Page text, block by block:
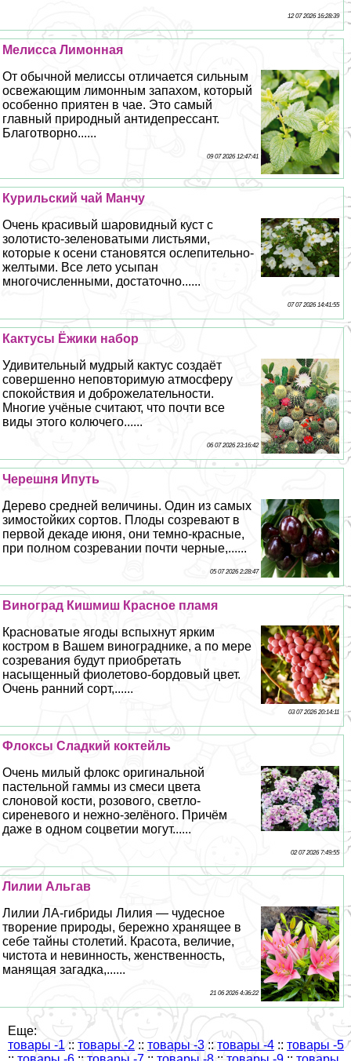
12 07 2026 16:28:39
Мелисса Лимонная
От обычной мелиссы отличается сильным
освежающим лимонным запахом, который
особенно приятен в чае. Это самый
главный природный антидепрессант.
Благотворно......
09 07 2026 12:47:41
Курильский чай Манчу
Очень красивый шаровидный куст с
золотисто-зеленоватыми листьями,
которые к осени становятся ослепительно-
желтыми. Все лето усыпан
многочисленными, достаточно......
07 07 2026 14:41:55
Кактусы Ёжики набор
Удивительный мудрый кактус создаёт
совершенно неповторимую атмосферу
спокойствия и доброжелательности.
Многие учёные считают, что почти все
виды этого колючего......
06 07 2026 23:16:42
Черешня Ипуть
Дерево средней величины. Один из самых
зимостойких сортов. Плоды созревают в
первой декаде июня, они темно-красные,
при полном созревании почти черные,......
05 07 2026 2:28:47
Виноград Кишмиш Красное пламя
Красноватые ягоды вспыхнут ярким
костром в Вашем винограднике, а по мере
созревания будут приобретать
насыщенный фиолетово-бордовый цвет.
Очень ранний сорт,......
03 07 2026 20:14:11
Флоксы Сладкий коктейль
Очень милый флокс оригинальной
пастельной гаммы из смеси цвета
слоновой кости, розового, светло-
сиреневого и нежно-зелёного. Причём
даже в одном соцветии могут......
02 07 2026 7:49:55
Лилии Альгав
Лилии ЛА-гибриды Лилия — чудесное
творение природы, бережно хранящее в
себе тайны столетий. Красота, величие,
чистота и невинность, женственность,
манящая загадка,......
21 06 2026 4:36:22
Еще:
товары -1 :: товары -2 :: товары -3 ::товары -4 :: товары -5